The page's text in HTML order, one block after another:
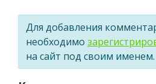
Для добавления
необходимо
на сайт под своим именем.